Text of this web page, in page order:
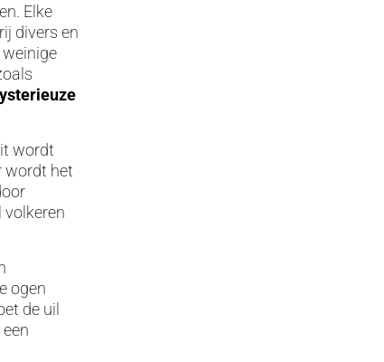
Elke
divers en
weinige
wordt
wordt het
volkeren
ogen
de uil